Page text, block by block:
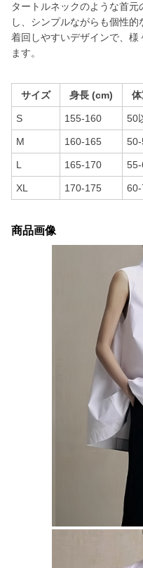
タートルネックのような首
し、シンプルながらも個性的
着回しやすいデザインで、
ます。
サイズ 身長 (cm)
S 155-160 50
M 160-165
L 165-170
XL 170-175
商品画像